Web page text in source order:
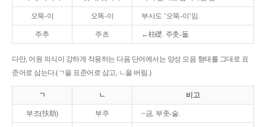
오뚝-이 오똑-이 부사도 ‘오뚝-이’임.
주추 주초 ←柱礎. 주춧-돌.
다만, 어원 의식이 강하게 작용하는 다음 단어에서는 양성 모음 형태를 그대로 표
준어로 삼는다.(ㄱ을 표준어로 삼고, ㄴ을 버림.)
ㄱ ㄴ 비고
부조(扶助) 부주 ~금, 부좃-술.